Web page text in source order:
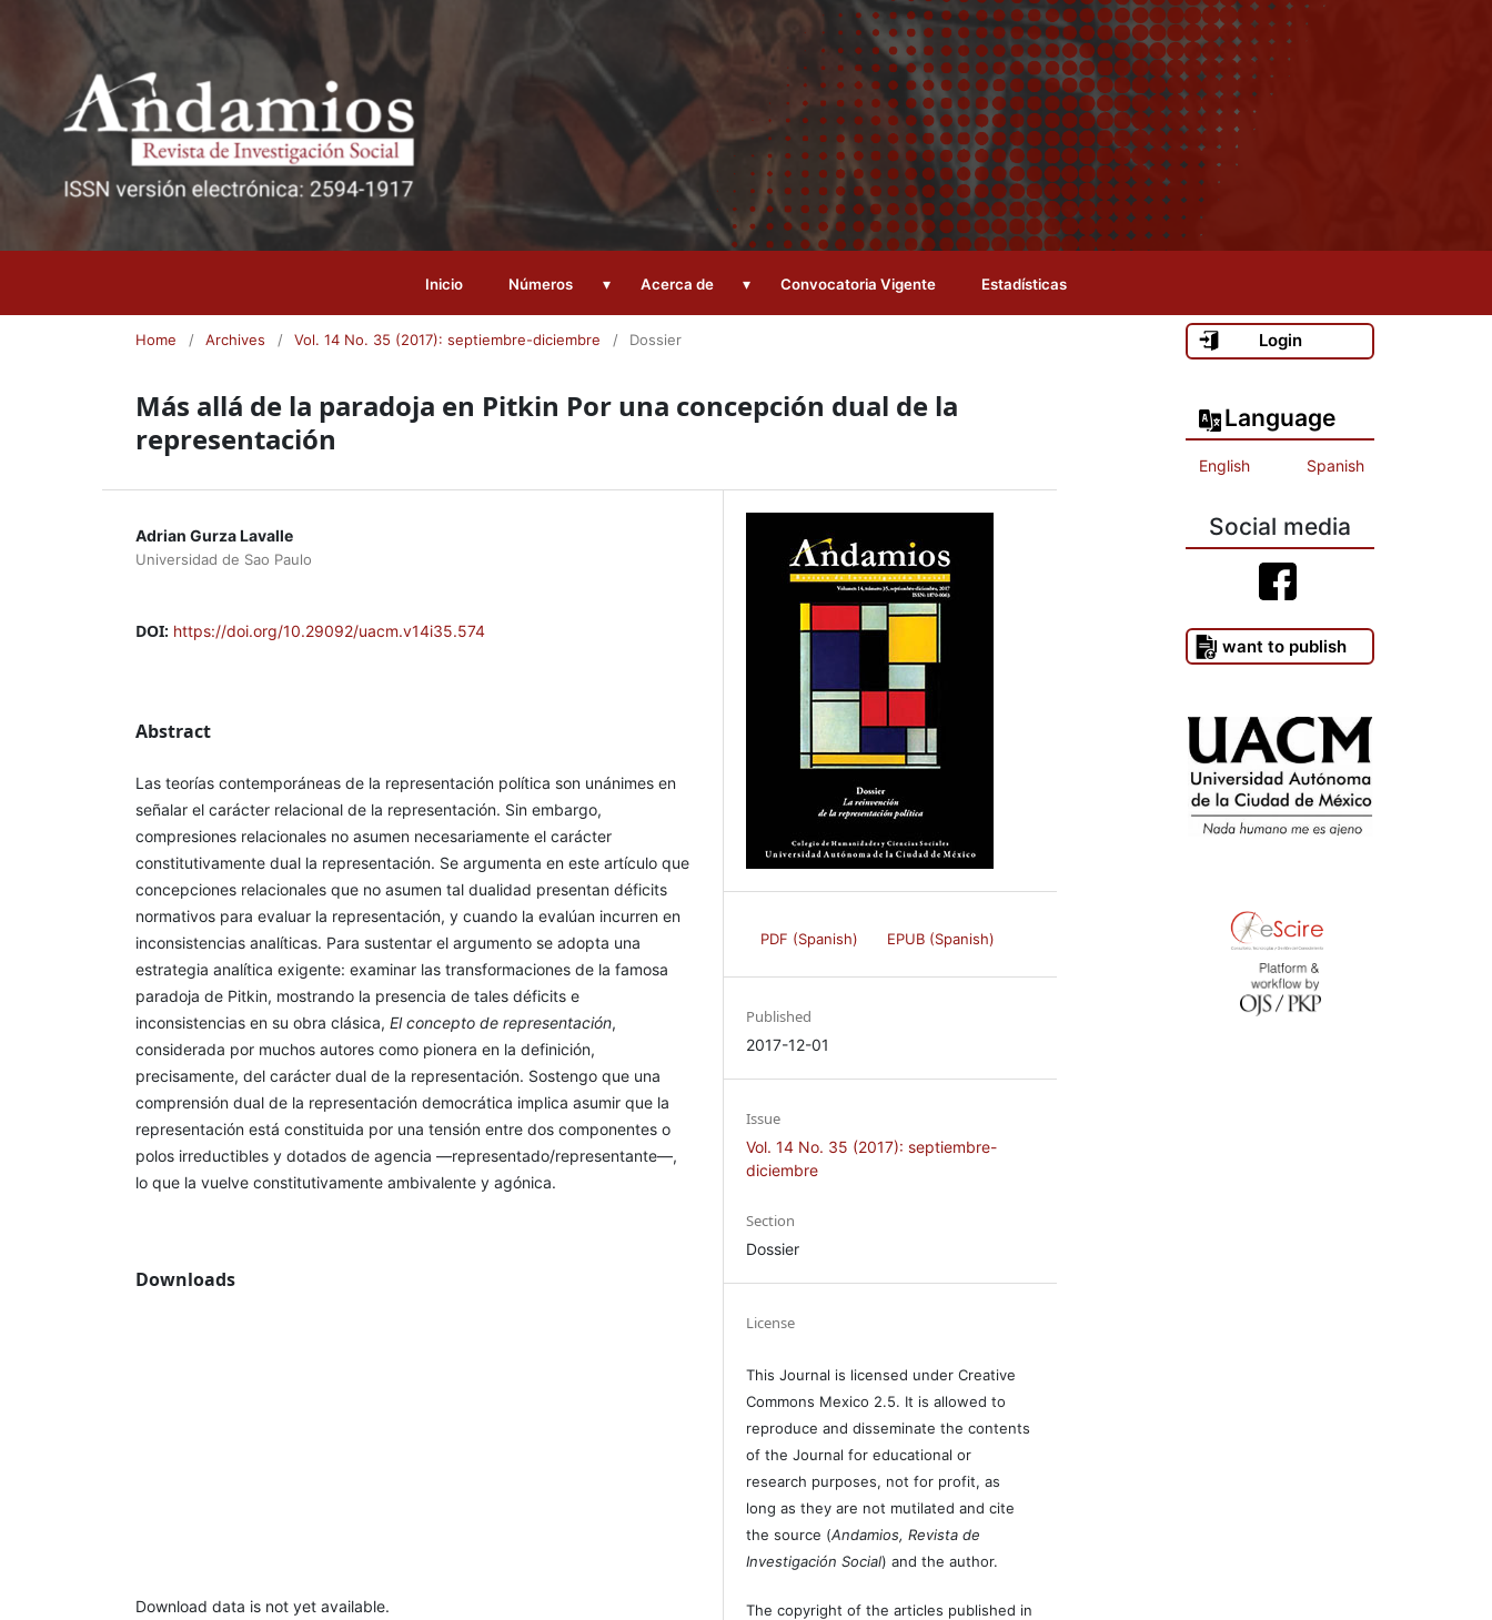
Inicio Números ▾ Acerca de ▾ Convocatoria Vigente Estadísticas
Home / Archives / Vol. 14 No. 35 (2017): septiembre-diciembre / Dossier
Más allá de la paradoja en Pitkin Por una concepción dual de la
representación
Adrian Gurza Lavalle
Universidad de Sao Paulo
DOI: https://doi.org/10.29092/uacm.v14i35.574
Abstract
Las teorías contemporáneas de la representación política son unánimes en
señalar el carácter relacional de la representación. Sin embargo,
compresiones relacionales no asumen necesariamente el carácter
constitutivamente dual la representación. Se argumenta en este artículo que
concepciones relacionales que no asumen tal dualidad presentan déficits
normativos para evaluar la representación, y cuando la evalúan incurren en
inconsistencias analíticas. Para sustentar el argumento se adopta una
estrategia analítica exigente: examinar las transformaciones de la famosa
paradoja de Pitkin, mostrando la presencia de tales déficits e
inconsistencias en su obra clásica, El concepto de representación,
considerada por muchos autores como pionera en la definición,
precisamente, del carácter dual de la representación. Sostengo que una
comprensión dual de la representación democrática implica asumir que la
representación está constituida por una tensión entre dos componentes o
polos irreductibles y dotados de agencia —representado/representante—,
lo que la vuelve constitutivamente ambivalente y agónica.
Downloads
Download data is not yet available.
PDF (Spanish) EPUB (Spanish)
Published
2017-12-01
Issue
Vol. 14 No. 35 (2017): septiembre-
diciembre
Section
Dossier
License
This Journal is licensed under Creative
Commons Mexico 2.5. It is allowed to
reproduce and disseminate the contents
of the Journal for educational or
research purposes, not for profit, as
long as they are not mutilated and cite
the source (Andamios, Revista de
Investigación Social) and the author.
The copyright of the articles published in
Login
Language
English Spanish
Social media
I want to publish